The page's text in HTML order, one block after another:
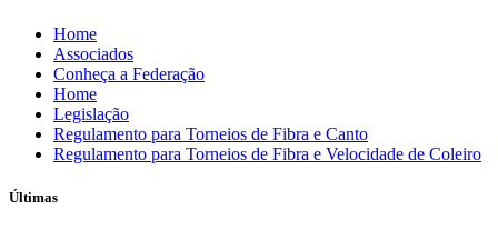
Skip
content
Home
Associados
Conheça a Federação
Home
Legislação
Regulamento para Torneios de Fibra e Canto
Regulamento para Torneios de Fibra e Velocidade de Coleiro
Últimas